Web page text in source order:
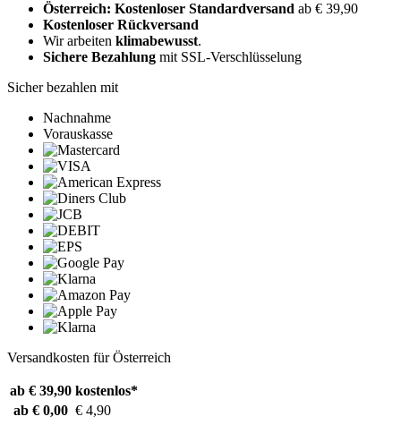
Österreich: Kostenloser Standardversand ab € 39,90
Kostenloser Rückversand
Wir arbeiten klimabewusst.
Sichere Bezahlung mit SSL-Verschlüsselung
Sicher bezahlen mit
Nachnahme
Vorauskasse
Versandkosten für Österreich
ab € 39,90 kostenlos*
ab € 0,00 € 4,90